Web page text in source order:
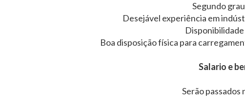
Segundo
Desejável experiência em
Boa disposição física para
Salario e
Serão passados